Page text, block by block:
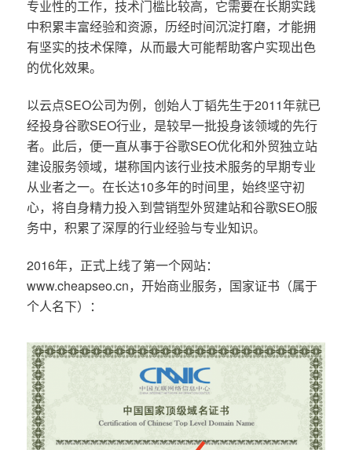
专业性的工作，技术门槛比较高，它需要在长期实践
中积累丰富经验和资源，历经时间沉淀打磨，才能拥
有坚实的技术保障，从而最大可能帮助客户实现出色
的优化效果。
以云点SEO公司为例，创始人丁韬先生于2011年就已
经投身谷歌SEO行业，是较早一批投身该领域的先行
者。此后，便一直从事于谷歌SEO优化和外贸独立站
建设服务领域，堪称国内该行业技术服务的早期专业
从业者之一。在长达10多年的时间里，始终坚守初
心，将自身精力投入到营销型外贸建站和谷歌SEO服
务中，积累了深厚的行业经验与专业知识。
2016年，正式上线了第一个网站：
www.cheapseo.cn，开始商业服务，国家证书（属于
个人名下）：